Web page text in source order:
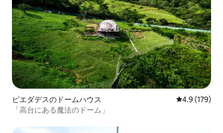
ピエダデスのドームハウス レビュー179
4.9 (179)
「高台にある魔法のドーム」